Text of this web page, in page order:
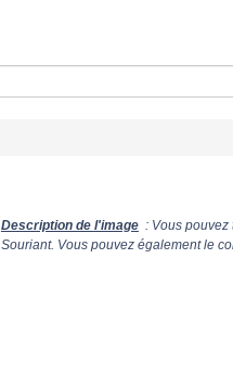
Description de l'image : Vous
Souriant. Vous pouvez également le